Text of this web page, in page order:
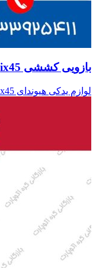
بازویی کششی ix45
لوازم یدکی هیوندای ix45